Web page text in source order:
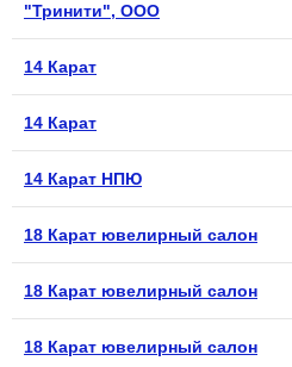
"Тринити", ООО
14 Карат
14 Карат
14 Карат НПЮ
18 Карат ювелирный салон
18 Карат ювелирный салон
18 Карат ювелирный салон